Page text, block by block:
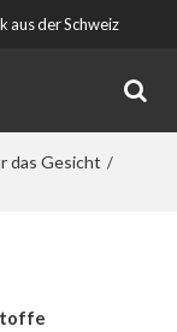
aus der Schweiz
das Gesicht /